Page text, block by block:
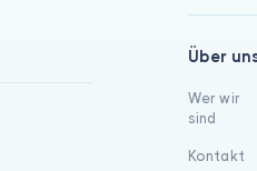
Über
Wer wir
sind
Kontakt